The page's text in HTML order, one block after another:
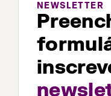
NEWSLETTER